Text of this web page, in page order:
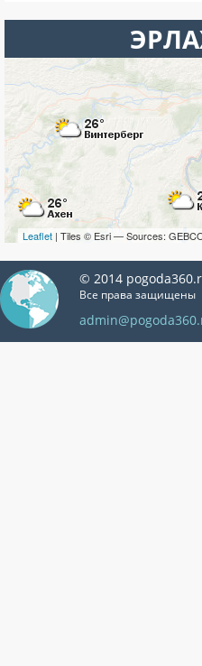
Leaflet | Tiles © Esri — Sources:
© 2014
Все права защищены